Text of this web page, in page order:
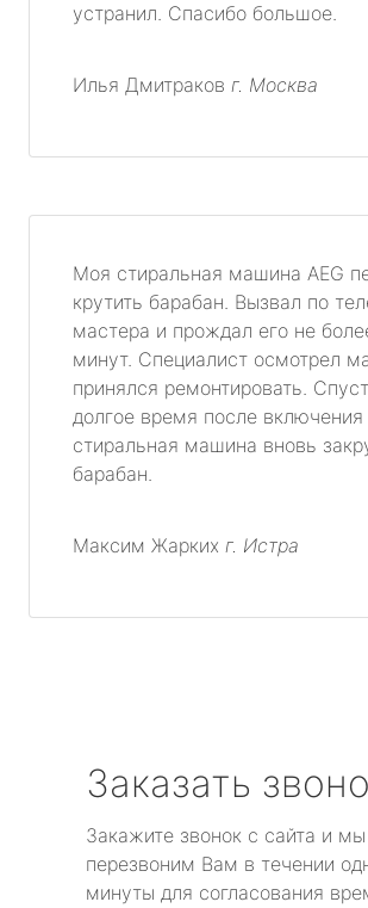
устранил. Спасибо большое.
Илья Дмитраков г. Москва
Моя стиральная машина AEG
крутить барабан. Вызвал по
мастера и прождал его не
минут. Специалист осмотрел
принялся ремонтировать.
долгое время после включения
стиральная машина вновь
барабан.
Максим Жарких г. Истра
Заказать
Закажите звонок с сайта и мы
перезвоним Вам в течении
минуты для согласования